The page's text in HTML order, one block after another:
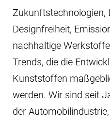
Zukunftstechnologien,
Designfreiheit,
nachhaltige
Trends, die die
Kunststoffen
werden. Wir sind seit
der